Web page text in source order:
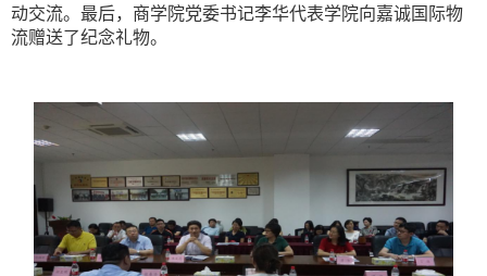
动交流。最后，商学院党委书记李华代表学院向嘉诚国际物
流赠送了纪念礼物。